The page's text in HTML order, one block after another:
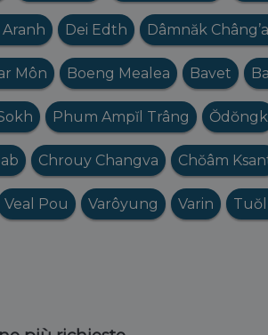
Dei Edth Dâmnăk
Môn Boeng Mealea Bavet
Phum Ampĭl Trâng Ŏdŏngk
Chrouy Changva Chŏâm
Veal Pou Varôyung Varin